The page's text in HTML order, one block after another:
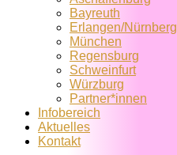
Bayreuth
Erlangen/Nürnberg
München
Regensburg
Schweinfurt
Würzburg
Partner*innen
Infobereich
Aktuelles
Kontakt